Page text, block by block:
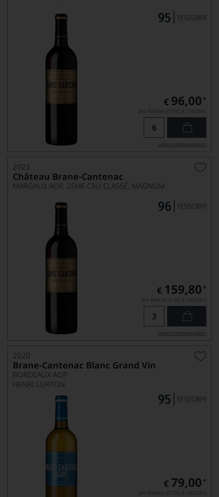
€ 96,00 *
pro Flasche (0.75l), € 128,00/L
Lebensmittel­angaben
2023
Château Brane-Cantenac
MARGAUX AOP, 2ÈME CRU CLASSÉ, MAGNUM
€ 159,80 *
pro Flasche (1.5l), € 106,53/L
Lebensmittel­angaben
2020
Brane-Cantenac Blanc Grand Vin
BORDEAUX AOP
HENRI LURTON
€ 79,00 *
pro Flasche (0.75l), € 105,33/L